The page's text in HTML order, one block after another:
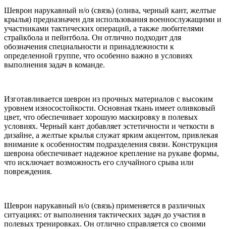
Шеврон нарукавный н/о (связь) (олива, черный кант, желтые
крылья) предназначен для использования военнослужащими и
участниками тактических операций, а также любителями
страйкбола и пейнтбола. Он отлично подходит для
обозначения специальности и принадлежности к
определенной группе, что особенно важно в условиях
выполнения задач в команде.
Изготавливается шеврон из прочных материалов с высоким
уровнем износостойкости. Основная ткань имеет оливковый
цвет, что обеспечивает хорошую маскировку в полевых
условиях. Черный кант добавляет эстетичности и четкости в
дизайне, а желтые крылья служат ярким акцентом, привлекая
внимание к особенностям подразделения связи. Конструкция
шеврона обеспечивает надежное крепление на рукаве формы,
что исключает возможность его случайного срыва или
повреждения.
Шеврон нарукавный н/о (связь) применяется в различных
ситуациях: от выполнения тактических задач до участия в
полевых тренировках. Он отлично справляется со своими